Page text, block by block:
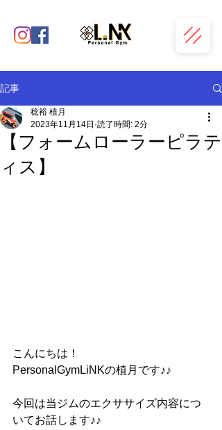
記事
【フォームローラーピラテ
ィス】
稔裕 植月
2023年11月14日 読了時間: 2分
こんにちは！
PersonalGymLiNKの植月です♪♪
今回は当ジムのエクササイズ内容につ
いてお話します♪♪